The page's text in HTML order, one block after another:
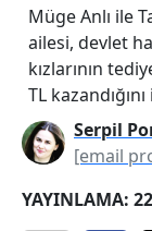
Müge Anlı ile
ailesi, devlet
kızlarının
TL
Serpil
[email
YAYINLAMA: